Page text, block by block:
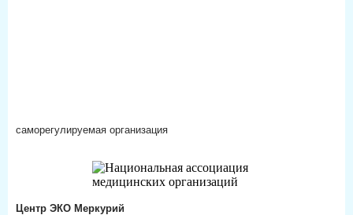
саморегулируемая организация
Центр ЭКО Меркурий